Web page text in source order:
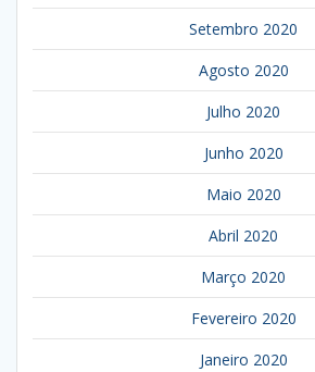
Setembro 2020
Agosto 2020
Julho 2020
Junho 2020
Maio 2020
Abril 2020
Março 2020
Fevereiro 2020
Janeiro 2020